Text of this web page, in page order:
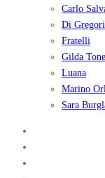
Carlo
Di
Fratelli
Gilda
Luana
Marino
Sara